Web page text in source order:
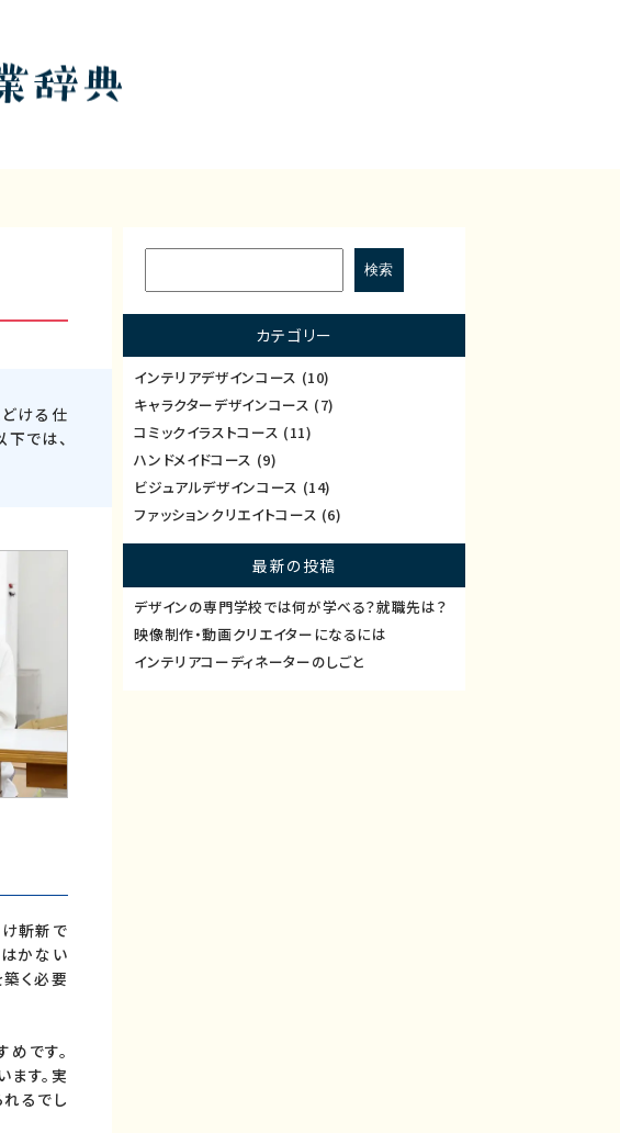
ける仕
では、
斬新で
かない
く必要
です。
す。実
るでし
カテゴリー
インテリアデザインコース (10)
キャラクターデザインコース (7)
コミックイラストコース (11)
ハンドメイドコース (9)
ビジュアルデザインコース (14)
ファッションクリエイトコース (6)
最新の投稿
デザインの専門学校では何が学べる？就職先は？
映像制作・動画クリエイターになるには
インテリアコーディネーターのしごと